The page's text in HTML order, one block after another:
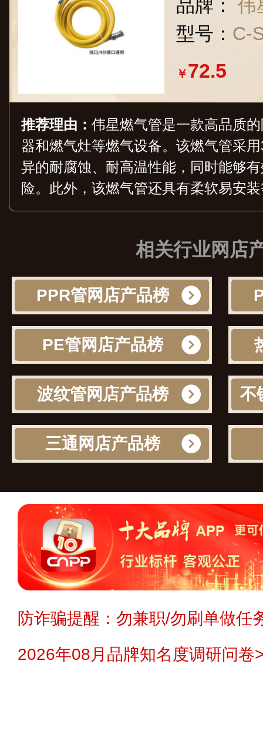
品牌：
伟
型号： C-
￥72.5
推荐理由： 伟星燃气管是一款高品质
器和燃气灶等燃气设备。该燃气管采
异的耐腐蚀、耐高温性能，同时能够
险。此外，该燃气管还具有柔软易安
路安装的需求。
相关行业网店
PPR管网店产品榜
PE管网店产品榜
波纹管网店产品榜
三通网店产品榜
防诈骗提醒：勿兼职/勿刷单做任
2026年08月品牌知名度调研问卷